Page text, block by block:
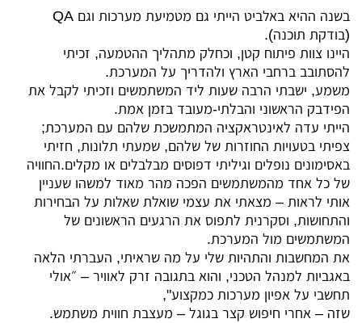
בשנה ההיא באלביט הייתי גם מטמיעת מערכות וגם QA
(בודקת תוכנה).
היינו צוות פיתוח קטן, וכחלק מתהליך ההטמעה, זכיתי
להסתובב ברחבי הארץ ולהדריך על המערכת.
משמע, ישבתי הרבה שעות ליד המשתמשים וזכיתי לקבל את
הפידבק הראשוני והבלתי-מעובד בזמן אמת.
הייתי עדה לאינטראקציה המתמשכת שלהם עם המערכת;
צפיתי בטעויות החוזרות של שלהם, שמעתי תלונות, חזיתי
באסימונים נופלים וגיליתי דפוסים מבלבלים או מקלים.החוויה
של כל אחד מהמשתמשים הפכה מהר מאוד למשהו שעניין
אותי לראות – מצאתי את עצמי שואלת שאלות על הבחירות
והתחושות, וסקרנית לתפוס את הרגעים הראשונים של
המשתמשים מול המערכת.
את המחשבות והתהיות שלי על מה שראיתי, העברתי הלאה
באגביות למנהל הטכני, והוא בתגובה זרק לאוויר – ״אולי
תחשבי על אפיון מערכות כמקצוע",
שזה – אחרי חיפוש קצר בגוגל – מעצבת חווית משתמש.